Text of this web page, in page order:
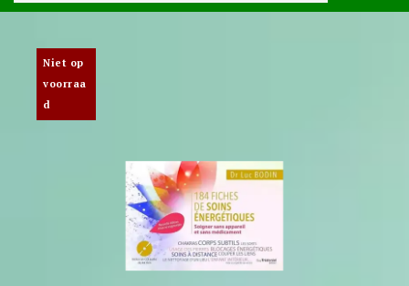
Niet op
voorraa
d